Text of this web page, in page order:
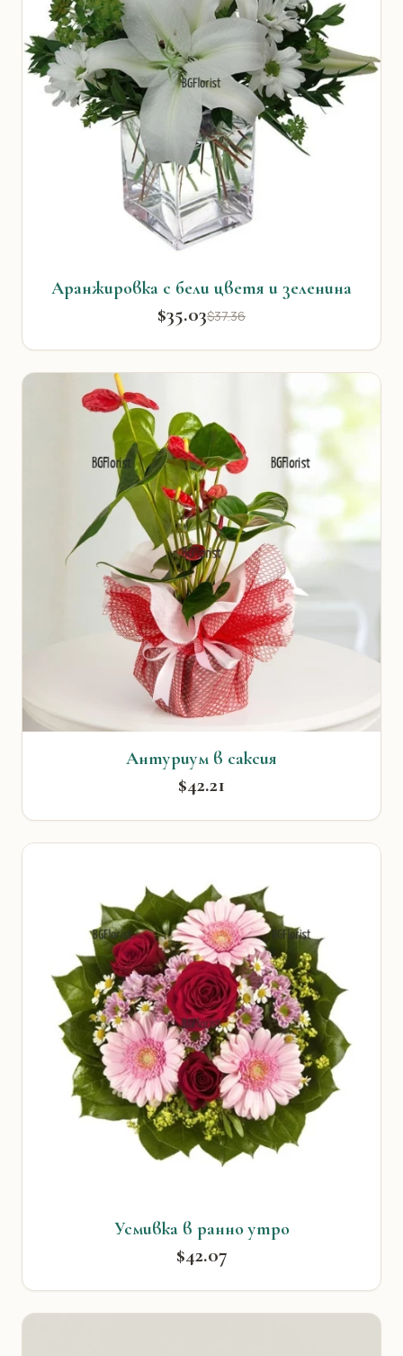
Аранжировка с бели цветя и зеленина
$35.03$37.36
Антуриум в саксия
$42.21
Усмивка в ранно утро
$42.07